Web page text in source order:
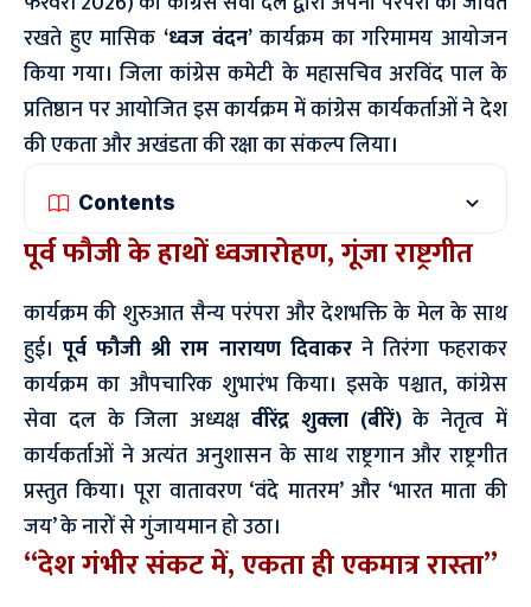
रखते हुए मासिक ‘ध्वज वंदन’कार्यक्रम का गरिमामय आयोजन
किया गया। जिला कांग्रेस कमेटी के महासचिव अरविंद पाल के
प्रतिष्ठान पर आयोजित इस कार्यक्रम में कांग्रेस कार्यकर्ताओं ने देश
की एकता और अखंडता की रक्षा का संकल्प लिया।
Contents
पूर्व फौजी के हाथों ध्वजारोहण, गूंजा राष्ट्रगीत
कार्यक्रम की शुरुआत सैन्य परंपरा और देशभक्ति के मेल के साथ
हुई।पूर्व फौजी श्री राम नारायण दिवाकरने तिरंगा फहराकर
कार्यक्रम का औपचारिक शुभारंभ किया। इसके पश्चात, कांग्रेस
सेवा दल के जिला अध्यक्ष वीरेंद्र शुक्ला (बीरें)के नेतृत्व में
कार्यकर्ताओं ने अत्यंत अनुशासन के साथ राष्ट्रगान और राष्ट्रगीत
प्रस्तुत किया। पूरा वातावरण ‘वंदे मातरम’ और ‘भारत माता की
जय’ के नारों से गुंजायमान हो उठा।
“देश गंभीर संकट में, एकता ही एकमात्र रास्ता”